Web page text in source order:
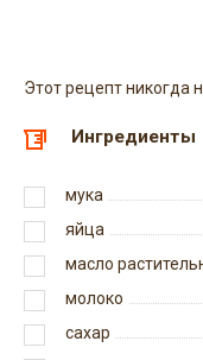
Этот рецепт никогда
Ингредиенты
мука
яйца
масло
молоко
сахар